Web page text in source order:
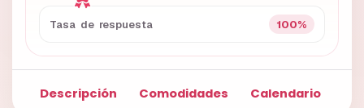
Tasa de respuesta 100%
Descripción Comodidades Calendario